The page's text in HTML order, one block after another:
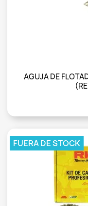
AGUJA DE
FUERA DE STOCK